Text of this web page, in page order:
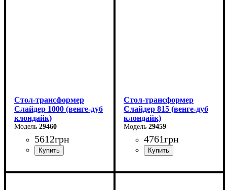
Стол-трансформер
Слайдер 1000 (венге-дуб
клондайк)
29460
5612грн
Длина: 100 (+100) см
Стол-трансформер
Слайдер 815 (венге-дуб
клондайк)
29459
4761грн
Длина: 81,5 (+81,5) см